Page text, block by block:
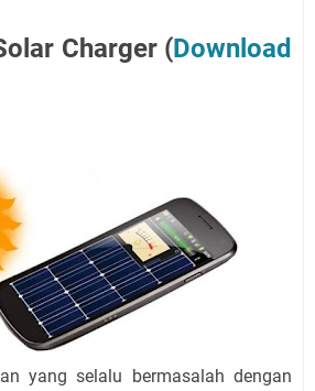
Charger (Download
yang selalu bermasalah dengan